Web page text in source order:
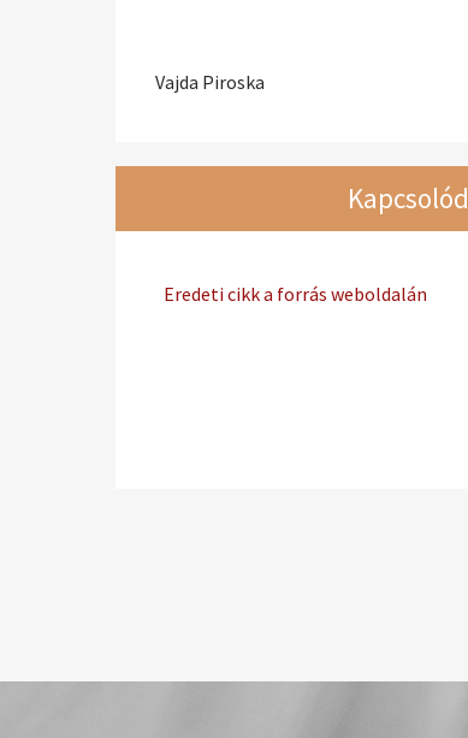
Vajda Piroska
Eredeti cikk a forrás weboldalán